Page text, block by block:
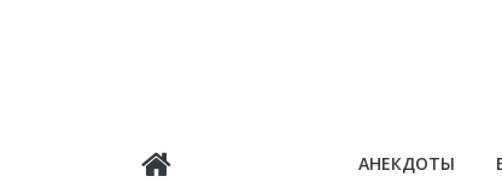
Балдёж АНЕКДОТЫ